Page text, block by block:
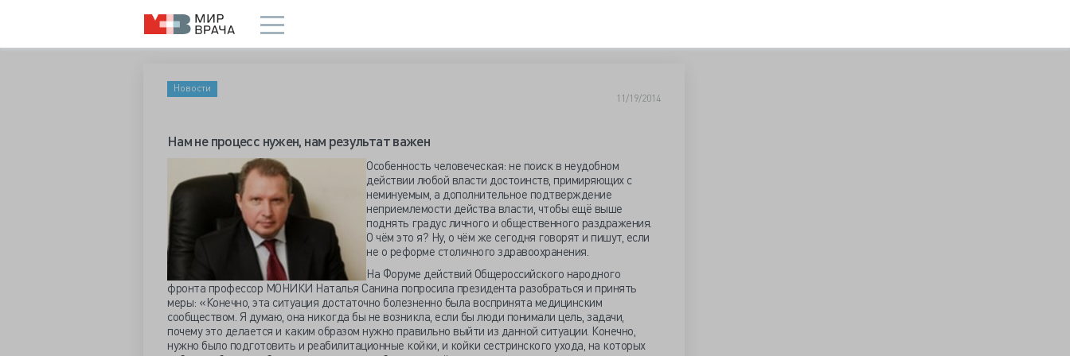
Новости
11/19/2014
Нам не процесс нужен, нам результат важен
Особенность человеческая: не поиск в неудобном
действии любой власти достоинств, примиряющих с
неминуемым, а дополнительное подтверждение
неприемлемости действа власти, чтобы ещё выше
поднять градус личного и общественного раздражения.
О чём это я? Ну, о чём же сегодня говорят и пишут, если
не о реформе столичного здравоохранения.
На Форуме действий Общероссийского народного
фронта профессор МОНИКИ Наталья Санина попросила президента разобраться и принять
меры: «Конечно, эта ситуация достаточно болезненно была воспринята медицинским
сообществом. Я думаю, она никогда бы не возникла, если бы люди понимали цель, задачи,
почему это делается и каким образом нужно правильно выйти из данной ситуации. Конечно,
нужно было подготовить и реабилитационные койки, и койки сестринского ухода, на которых